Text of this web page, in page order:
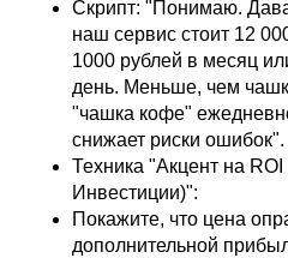
Скрипт: "Понимаю.
наш сервис стоит 12
1000 рублей в месяц
день. Меньше, чем
"чашка кофе"
снижает риски ошибок".
Техника "Акцент на
Инвестиции)":
Покажите, что цена
дополнительной